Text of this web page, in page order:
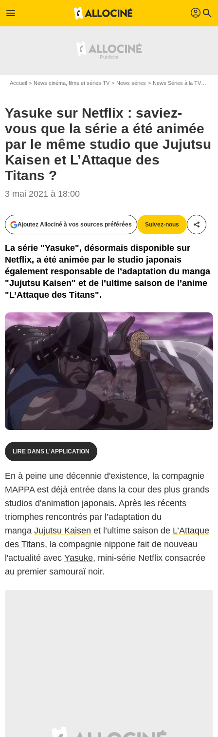
menu profil search
Accueil News cinéma, films et séries TV News séries News Séries à la TV
Yasuke sur Netflix : saviez-
vous que la série a été animée
par le même studio que Jujutsu
Kaisen et L’Attaque des
Titans ?
3 mai 2021 à 18:00
Ajoutez Allociné à vos sources préférées Suivez-nous
La série "Yasuke", désormais disponible sur
Netflix, a été animée par le studio japonais
également responsable de l’adaptation du manga
"Jujutsu Kaisen" et de l’ultime saison de l’anime
"L’Attaque des Titans".
LIRE DANS L'APPLICATION
En à peine une décennie d'existence, la compagnie
MAPPA est déjà entrée dans la cour des plus grands
studios d'animation japonais. Après les récents
triomphes rencontrés par l’adaptation du
manga Jujutsu Kaisen et l’ultime saison de L’Attaque
des Titans, la compagnie nippone fait de nouveau
l'actualité avec Yasuke, mini-série Netflix consacrée
au premier samouraï noir.